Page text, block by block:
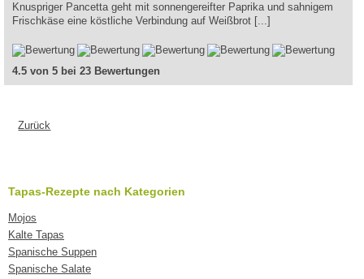
Knuspriger Pancetta geht mit sonnengereifter Paprika und sahnigem
Frischkäse eine köstliche Verbindung auf Weißbrot [...]
4.5 von 5 bei 23 Bewertungen
Zurück
Tapas-Rezepte nach Kategorien
Mojos
Kalte Tapas
Spanische Suppen
Spanische Salate